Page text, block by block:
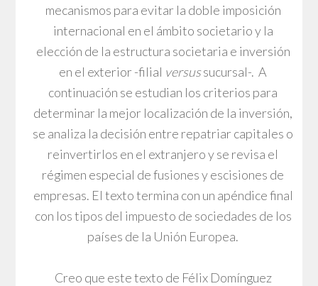
mecanismos para evitar la doble imposición
internacional en el ámbito societario y la
elección de la estructura societaria e inversión
en el exterior -filial versussucursal-. A
continuación se estudian los criterios para
determinar la mejor localización de la inversión,
se analiza la decisión entre repatriar capitales o
reinvertirlos en el extranjero y se revisa el
régimen especial de fusiones y escisiones de
empresas. El texto termina con un apéndice final
con los tipos del impuesto de sociedades de los
países de la Unión Europea.
Creo que este texto de Félix Domínguez